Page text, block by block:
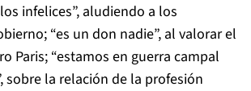
infelices”, aludiendo a los
“es un don nadie”, al valorar el
Paris; “estamos en guerra campal
sobre la relación de la profesión